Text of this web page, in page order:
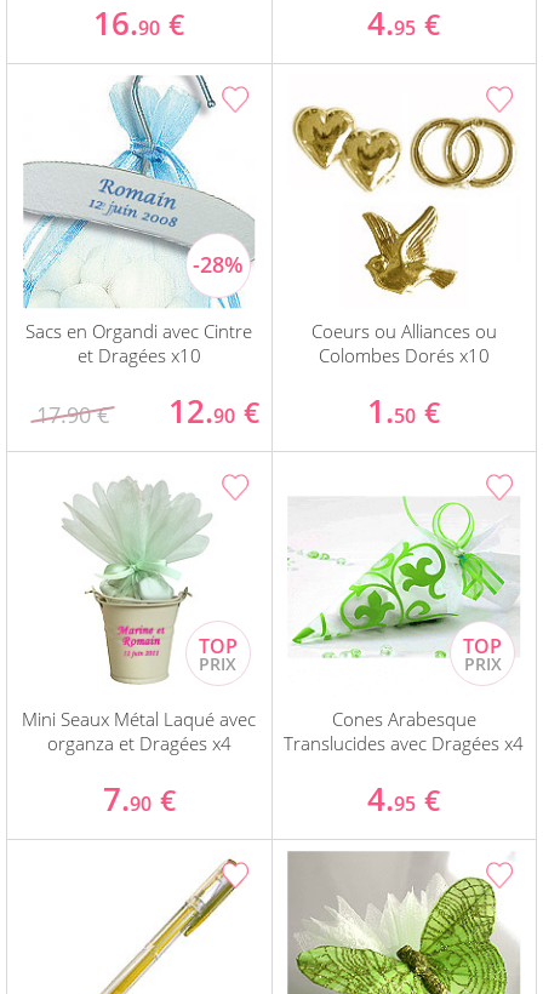
16.90 € 4.95 €
Sacs en Organdi avec Cintre
et Dragées x10
17.90 € 12.90 €
Coeurs ou Alliances ou
Colombes Dorés x10
1.50 €
Mini Seaux Métal Laqué avec
organza et Dragées x4
7.90 €
Cones Arabesque
Translucides avec Dragées x4
4.95 €